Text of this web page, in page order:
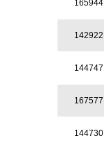
165944
142922
144747
167577
144730